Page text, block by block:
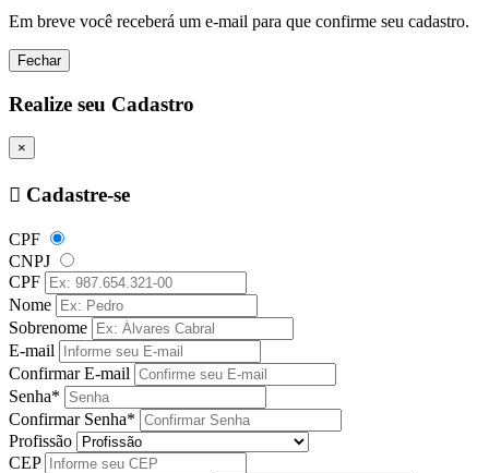
Em breve você receberá um e-mail para que confirme seu cadastro.
Fechar
Realize seu Cadastro
×
Cadastre-se
CPF
CNPJ
CPF
Nome
Sobrenome
E-mail
Confirmar E-mail
Senha*
Confirmar Senha*
Profissão
CEP